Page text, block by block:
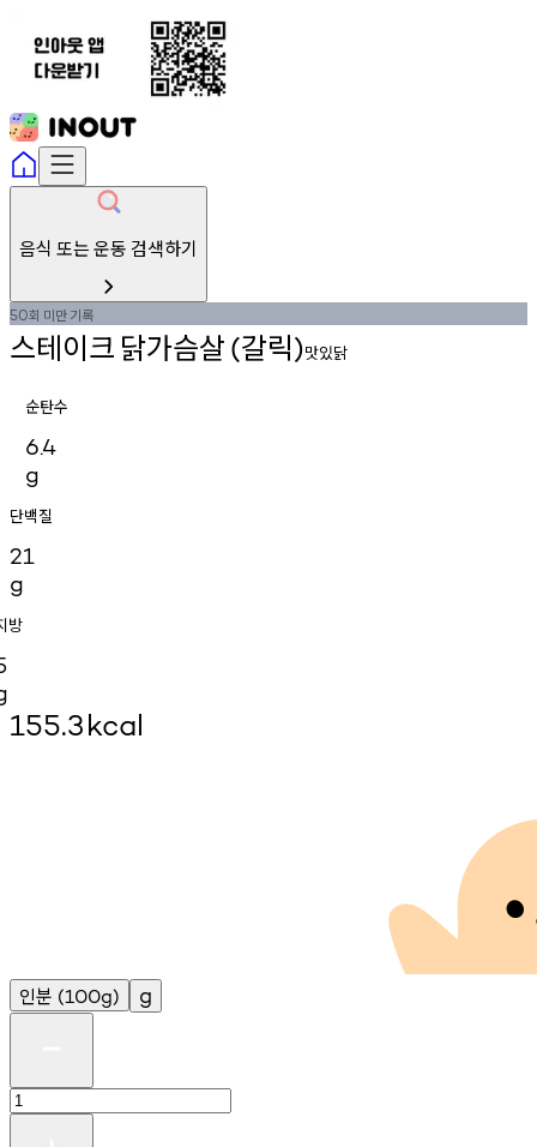
음식 또는 운동 검색하기
50회 미만기록
스테이크 닭가슴살(갈릭)맛있닭
순탄수
6.4
g
단백질
21
g
방
155.3kcal
인분 (100g) g